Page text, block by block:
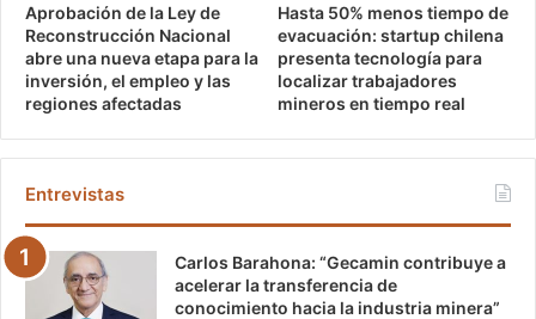
Aprobación de la Ley de
Reconstrucción Nacional
abre una nueva etapa para la
inversión, el empleo y las
regiones afectadas
Hasta 50% menos tiempo de
evacuación: startup chilena
presenta tecnología para
localizar trabajadores
mineros en tiempo real
Entrevistas
Carlos Barahona: “Gecamin contribuye a
acelerar la transferencia de
conocimiento hacia la industria minera”